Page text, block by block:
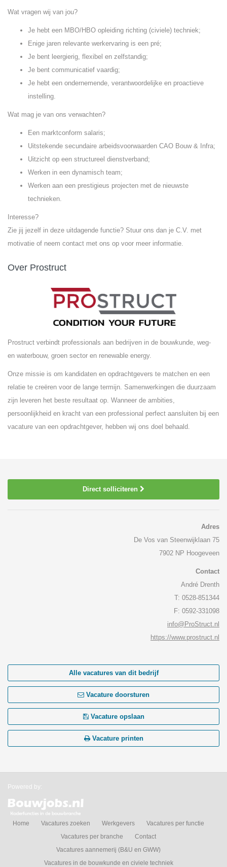
Wat vragen wij van jou?
Je hebt een MBO/HBO opleiding richting (civiele) techniek;
Enige jaren relevante werkervaring is een pré;
Je bent leergierig, flexibel en zelfstandig;
Je bent communicatief vaardig;
Je hebt een ondernemende, verantwoordelijke en proactieve
instelling.
Wat mag je van ons verwachten?
Een marktconform salaris;
Uitstekende secundaire arbeidsvoorwaarden CAO Bouw & Infra;
Uitzicht op een structureel dienstverband;
Werken in een dynamisch team;
Werken aan een prestigieus projecten met de nieuwste
technieken.
Interesse?
Zie jij jezelf in deze uitdagende functie? Stuur ons dan je C.V. met
motivatie of neem contact met ons op voor meer informatie.
Over Prostruct
Prostruct verbindt professionals aan bedrijven in de bouwkunde, weg-
en waterbouw, groen sector en renewable energy.
Onze missie is om kandidaten en opdrachtgevers te matchen en een
relatie te creëren voor de lange termijn. Samenwerkingen die duurzaam
zijn leveren het beste resultaat op. Wanneer de ambities,
persoonlijkheid en kracht van een professional perfect aansluiten bij een
vacature van een opdrachtgever, hebben wij ons doel behaald.
Direct solliciteren
Adres
De Vos van Steenwijklaan 75
7902 NP Hoogeveen
Contact
André Drenth
T: 0528-851344
F: 0592-331098
info@ProStruct.nl
https://www.prostruct.nl
Alle vacatures van dit bedrijf
Vacature doorsturen
Vacature opslaan
Vacature printen
Powered by:
Home Vacatures zoeken Werkgevers
Vacatures per functie
Vacatures per branche
Contact
Vacatures aannemerij (B&U en GWW)
Vacatures in de bouwkunde en civiele techniek